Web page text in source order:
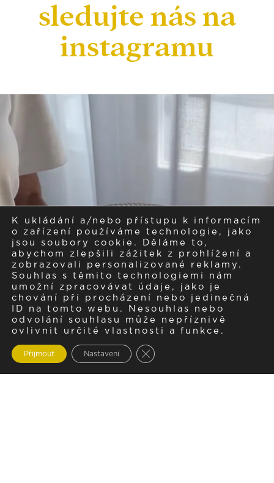
sledujte nás na
instagramu
K ukládání a/nebo přístupu k informacím
o zařízení používáme technologie, jako
jsou soubory cookie. Děláme to,
abychom zlepšili zážitek z prohlížení a
zobrazovali personalizované reklamy.
Souhlas s těmito technologiemi nám
umožní zpracovávat údaje, jako je
chování při procházení nebo jedinečná
ID na tomto webu. Nesouhlas nebo
odvolání souhlasu může nepříznivě
ovlivnit určité vlastnosti a funkce.
Přijmout Nastavení Zavřít cookie lištu GDPR